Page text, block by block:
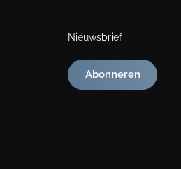
Nieuwsbrief
Abonneren